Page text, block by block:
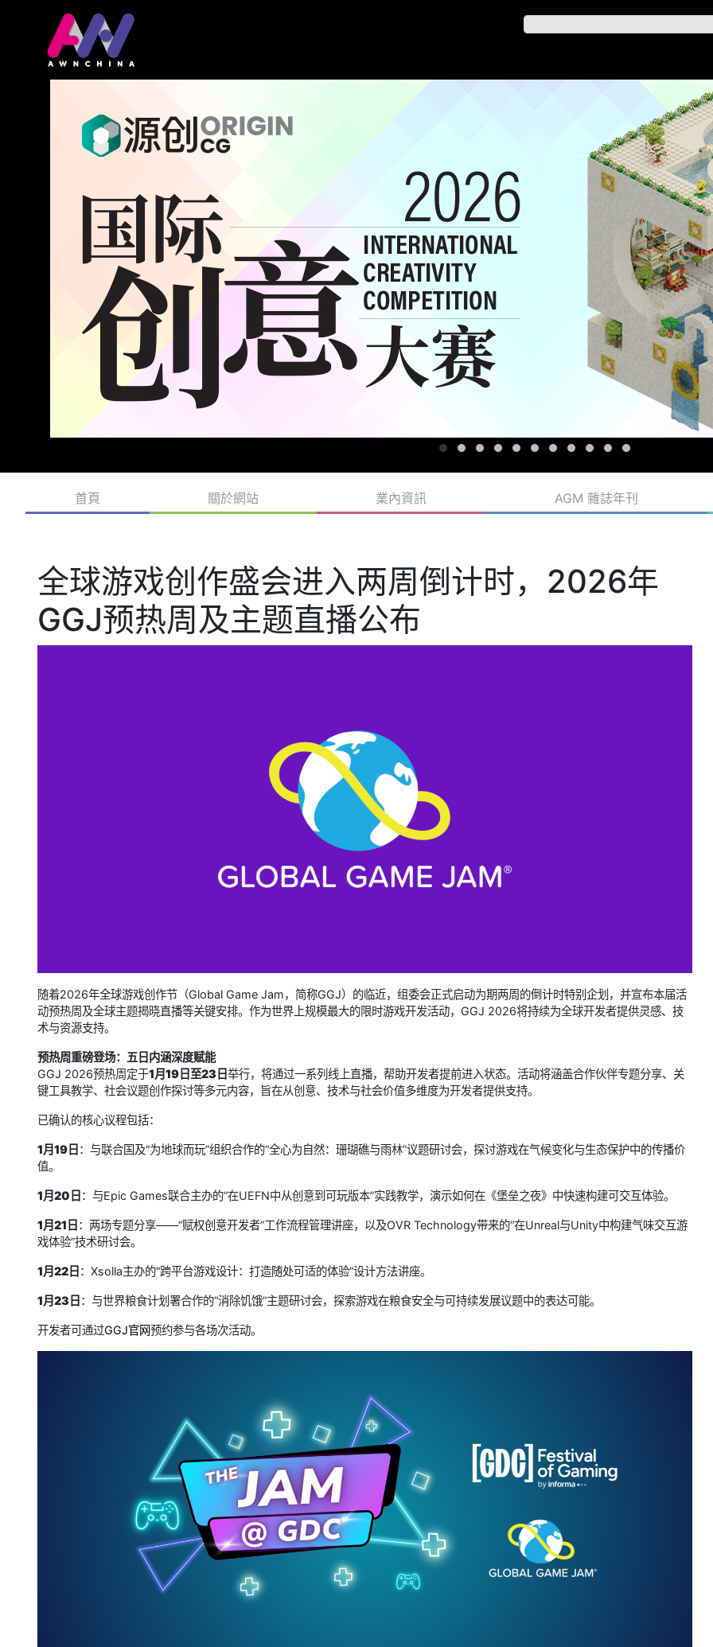
首頁 關於網站 業內資訊 AGM 雜誌年刊
全球游戏创作盛会进入两周倒计时，2026年
GGJ预热周及主题直播公布
随着2026年全球游戏创作节（Global Game Jam，简称GGJ）的临近，组委会正式启动为期两周的倒计时特别企划，并宣布本届活
动预热周及全球主题揭晓直播等关键安排。作为世界上规模最大的限时游戏开发活动，GGJ 2026将持续为全球开发者提供灵感、技
术与资源支持。
预热周重磅登场：五日内涵深度赋能
GGJ 2026预热周定于1月19日至23日举行，将通过一系列线上直播，帮助开发者提前进入状态。活动将涵盖合作伙伴专题分享、关
键工具教学、社会议题创作探讨等多元内容，旨在从创意、技术与社会价值多维度为开发者提供支持。
已确认的核心议程包括：
1月19日 ：与联合国及“为地球而玩”组织合作的“全心为自然：珊瑚礁与雨林”议题研讨会，探讨游戏在气候变化与生态保护中的传播价
值。
1月20日 ：与Epic Games联合主办的“在UEFN中从创意到可玩版本”实践教学，演示如何在《堡垒之夜》中快速构建可交互体验。
1月21日 ：两场专题分享——“赋权创意开发者”工作流程管理讲座，以及OVR Technology带来的“在Unreal与Unity中构建气味交互游
戏体验”技术研讨会。
1月22日 ：Xsolla主办的“跨平台游戏设计：打造随处可适的体验”设计方法讲座。
1月23日 ：与世界粮食计划署合作的“消除饥饿”主题研讨会，探索游戏在粮食安全与可持续发展议题中的表达可能。
开发者可通过GGJ官网预约参与各场次活动。